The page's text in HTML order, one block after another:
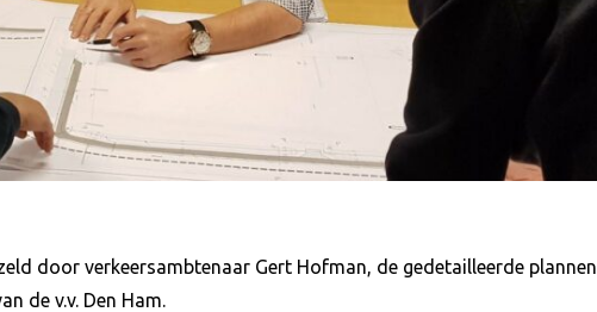
door verkeersambtenaar Gert Hofman, de gedetailleerde plannen
de v.v. Den Ham.